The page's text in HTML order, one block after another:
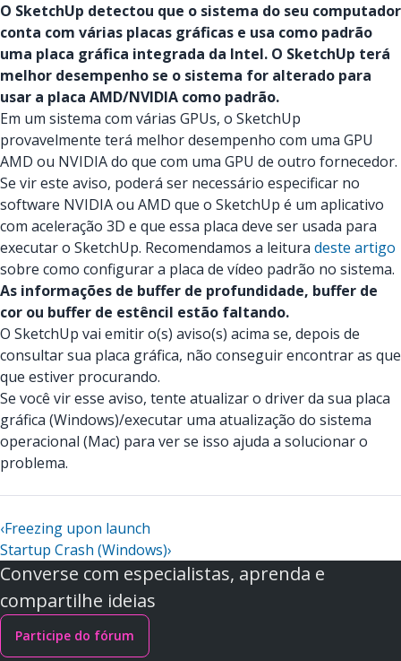
O SketchUp detectou que o sistema do seu computador
conta com várias placas gráficas e usa como padrão
uma placa gráfica integrada da Intel. O SketchUp terá
melhor desempenho se o sistema for alterado para
usar a placa AMD/NVIDIA como padrão.
Em um sistema com várias GPUs, o SketchUp
provavelmente terá melhor desempenho com uma GPU
AMD ou NVIDIA do que com uma GPU de outro fornecedor.
Se vir este aviso, poderá ser necessário especificar no
software NVIDIA ou AMD que o SketchUp é um aplicativo
com aceleração 3D e que essa placa deve ser usada para
executar o SketchUp. Recomendamos a leitura deste artigo
sobre como configurar a placa de vídeo padrão no sistema.
As informações de buffer de profundidade, buffer de
cor ou buffer de estêncil estão faltando.
O SketchUp vai emitir o(s) aviso(s) acima se, depois de
consultar sua placa gráfica, não conseguir encontrar as que
que estiver procurando.
Se você vir esse aviso, tente atualizar o driver da sua placa
gráfica (Windows)/executar uma atualização do sistema
operacional (Mac) para ver se isso ajuda a solucionar o
problema.
‹Freezing upon launch
Startup Crash (Windows)›
Converse com especialistas, aprenda e
compartilhe ideias
Participe do fórum